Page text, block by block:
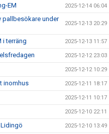
EM 2025-12-14 06:04
pallbesökare under
2025-12-13 20:29
i terräng 2025-12-13 11:57
2025-12-12 23:03
2025-12-12 10:29
inomhus 2025-12-11 18:17
2025-12-11 10:17
2025-12-10 22:11
2025-12-10 13:49